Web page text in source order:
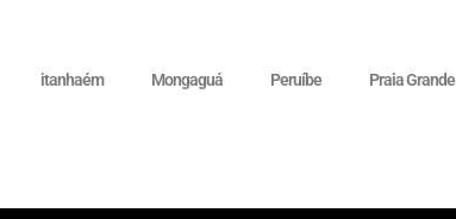
itanhaém Mongaguá Peruíbe Praia Grande